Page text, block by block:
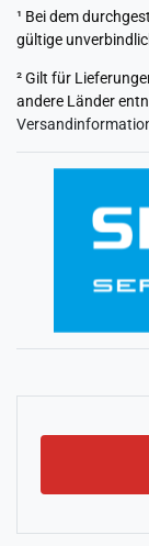
¹ Bei dem
gültige
² Gilt für
andere Länder